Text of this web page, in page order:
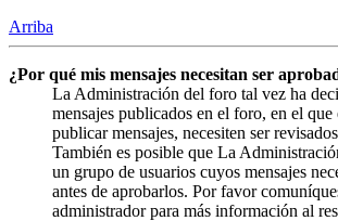
Arriba
¿Por qué mis mensajes necesitan ser
La Administración del foro tal vez ha
mensajes publicados en el foro, en el que
publicar mensajes, necesiten ser
También es posible que La
un grupo de usuarios cuyos mensajes
antes de aprobarlos. Por favor
administrador para más información al